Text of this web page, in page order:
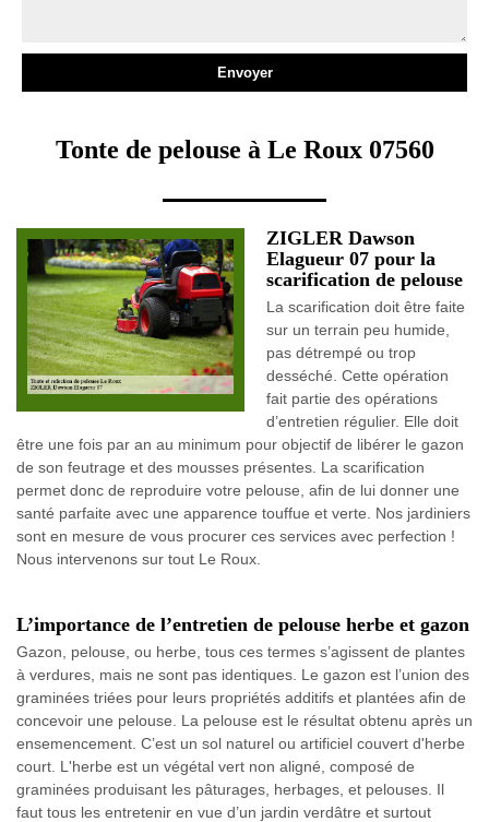
Tonte de pelouse à Le Roux 07560
ZIGLER Dawson
Elagueur 07 pour la
scarification de pelouse
La scarification doit être faite
sur un terrain peu humide,
pas détrempé ou trop
desséché. Cette opération
fait partie des opérations
d’entretien régulier. Elle doit
être une fois par an au minimum pour objectif de libérer le gazon
de son feutrage et des mousses présentes. La scarification
permet donc de reproduire votre pelouse, afin de lui donner une
santé parfaite avec une apparence touffue et verte. Nos jardiniers
sont en mesure de vous procurer ces services avec perfection !
Nous intervenons sur tout Le Roux.
L’importance de l’entretien de pelouse herbe et gazon
Gazon, pelouse, ou herbe, tous ces termes s’agissent de plantes
à verdures, mais ne sont pas identiques. Le gazon est l’union des
graminées triées pour leurs propriétés additifs et plantées afin de
concevoir une pelouse. La pelouse est le résultat obtenu après un
ensemencement. C’est un sol naturel ou artificiel couvert d'herbe
court. L'herbe est un végétal vert non aligné, composé de
graminées produisant les pâturages, herbages, et pelouses. Il
faut tous les entretenir en vue d’un jardin verdâtre et surtout